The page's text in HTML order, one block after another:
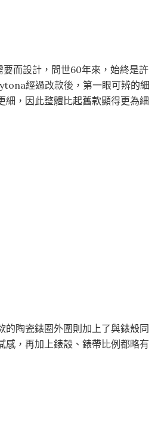
而設計，問世60年來，始終是許
經過改款後，第一眼可辨的細
細，因此整體比起舊款顯得更為細
的陶瓷錶圈外圍則加上了與錶殼同
感，再加上錶殼、錶帶比例都略有